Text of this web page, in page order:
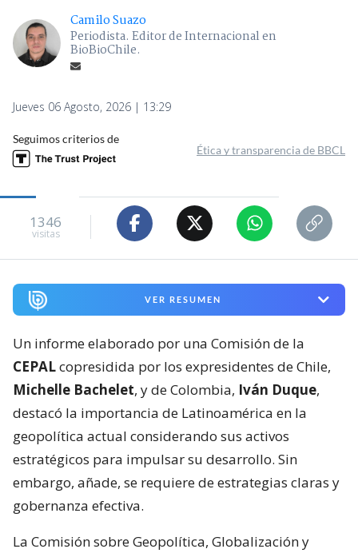
Camilo Suazo
Periodista. Editor de Internacional en
BioBioChile.
Jueves 06 Agosto, 2026 | 13:29
Seguimos criterios de
Ética y transparencia de BBCL
1346
visitas
VER RESUMEN
Un informe elaborado por una Comisión de la
CEPALcopresidida por los expresidentes de Chile,
Michelle Bachelet, y de Colombia, Iván Duque,
destacó la importancia de Latinoamérica en la
geopolítica actual considerando sus activos
estratégicos para impulsar su desarrollo. Sin
embargo, añade, se requiere de estrategias claras y
gobernanza efectiva.
La Comisión sobre Geopolítica, Globalización y